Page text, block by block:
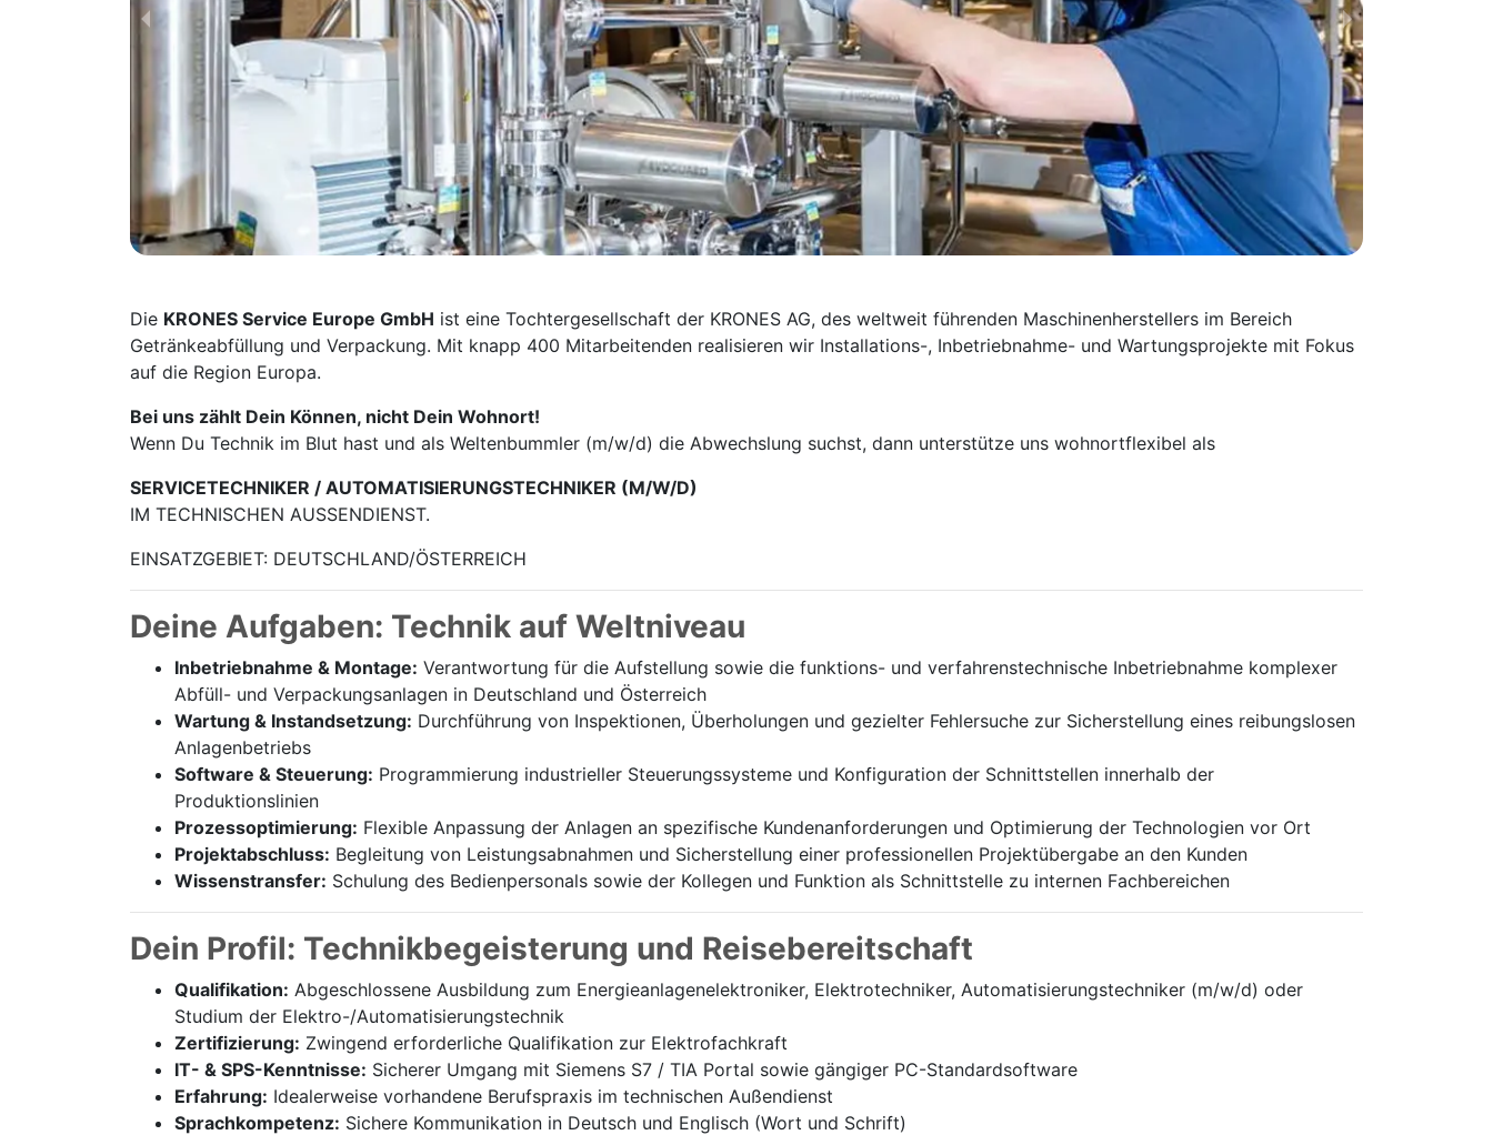
Die KRONES Service Europe GmbH ist eine Tochter­gesellschaft der KRONES AG, des weltweit führenden Maschinen­herstellers im Bereich
Getränke­abfüllung und Verpackung. Mit knapp 400 Mitarbei­tenden realisieren wir Installations-, Inbetrieb­nahme- und Wartungs­projekte mit Fokus
auf die Region Europa.
Bei uns zählt Dein Können, nicht Dein Wohnort!
Wenn Du Technik im Blut hast und als Weltenbummler (m/w/d) die Abwechslung suchst, dann unterstütze uns wohnortflexibel als
SERVICETECHNIKER / AUTOMATISIERUNGSTECHNIKER (M/W/D)
IM TECHNISCHEN AUSSENDIENST.
EINSATZGEBIET: DEUTSCHLAND/ÖSTERREICH
Deine Aufgaben: Technik auf Weltniveau
Inbetriebnahme & Montage: Verantwortung für die Aufstellung sowie die funktions- und verfahrenstechnische Inbetriebnahme komplexer
Abfüll- und Verpackungsanlagen in Deutschland und Österreich
Wartung & Instandsetzung: Durchführung von Inspektionen, Überholungen und gezielter Fehlersuche zur Sicherstellung eines reibungslosen
Anlagenbetriebs
Software & Steuerung: Programmierung industrieller Steuerungssysteme und Konfiguration der Schnittstellen innerhalb der
Produktionslinien
Prozessoptimierung: Flexible Anpassung der Anlagen an spezifische Kundenanforderungen und Optimierung der Technologien vor Ort
Projektabschluss: Begleitung von Leistungsabnahmen und Sicherstellung einer professionellen Projektübergabe an den Kunden
Wissenstransfer: Schulung des Bedienpersonals sowie der Kollegen und Funktion als Schnittstelle zu internen Fachbereichen
Dein Profil: Technikbegeisterung und Reisebereitschaft
Qualifikation: Abgeschlossene Ausbildung zum Energieanlagenelektroniker, Elektrotechniker, Automatisierungstechniker (m/w/d) oder
Studium der Elektro-/Automatisierungstechnik
Zertifizierung: Zwingend erforderliche Qualifikation zur Elektrofachkraft
IT- & SPS-Kenntnisse: Sicherer Umgang mit Siemens S7 / TIA Portal sowie gängiger PC-Standardsoftware
Erfahrung: Idealerweise vorhandene Berufspraxis im technischen Außendienst
Sprachkompetenz: Sichere Kommunikation in Deutsch und Englisch (Wort und Schrift)